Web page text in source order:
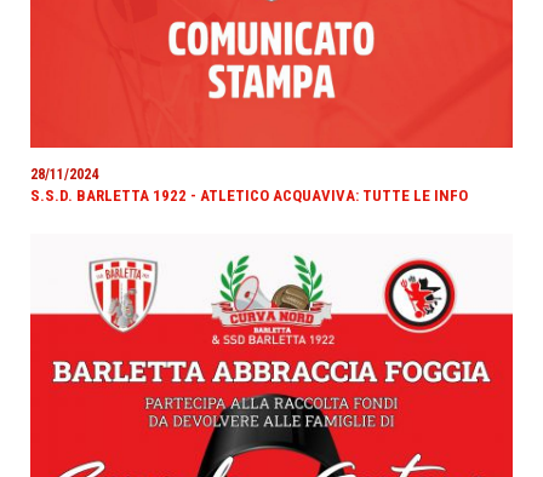
28/11/2024
S.S.D. BARLETTA 1922 - ATLETICO ACQUAVIVA: TUTTE LE INFO